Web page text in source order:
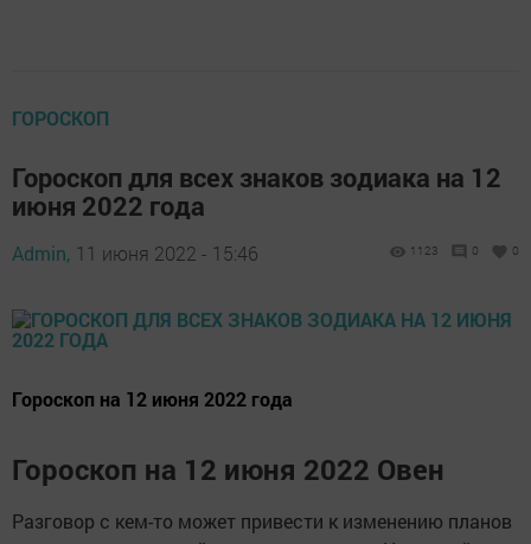
ГОРОСКОП
Гороскоп для всех знаков зодиака на 12
июня 2022 года
Admin, 11 июня 2022 - 15:46 1123 0 0
Гороскоп на 12 июня 2022 года
Гороскоп на 12 июня 2022 Овен
Разговор с кем-то может привести к изменению планов